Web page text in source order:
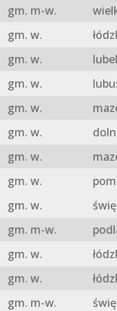
gm. m-w.
gm. w.
gm. w.
gm. w.
gm. w.
gm. w.
gm. w.
gm. w.
gm. w.
gm. m-w.
gm. w.
gm. w.
gm. m-w.